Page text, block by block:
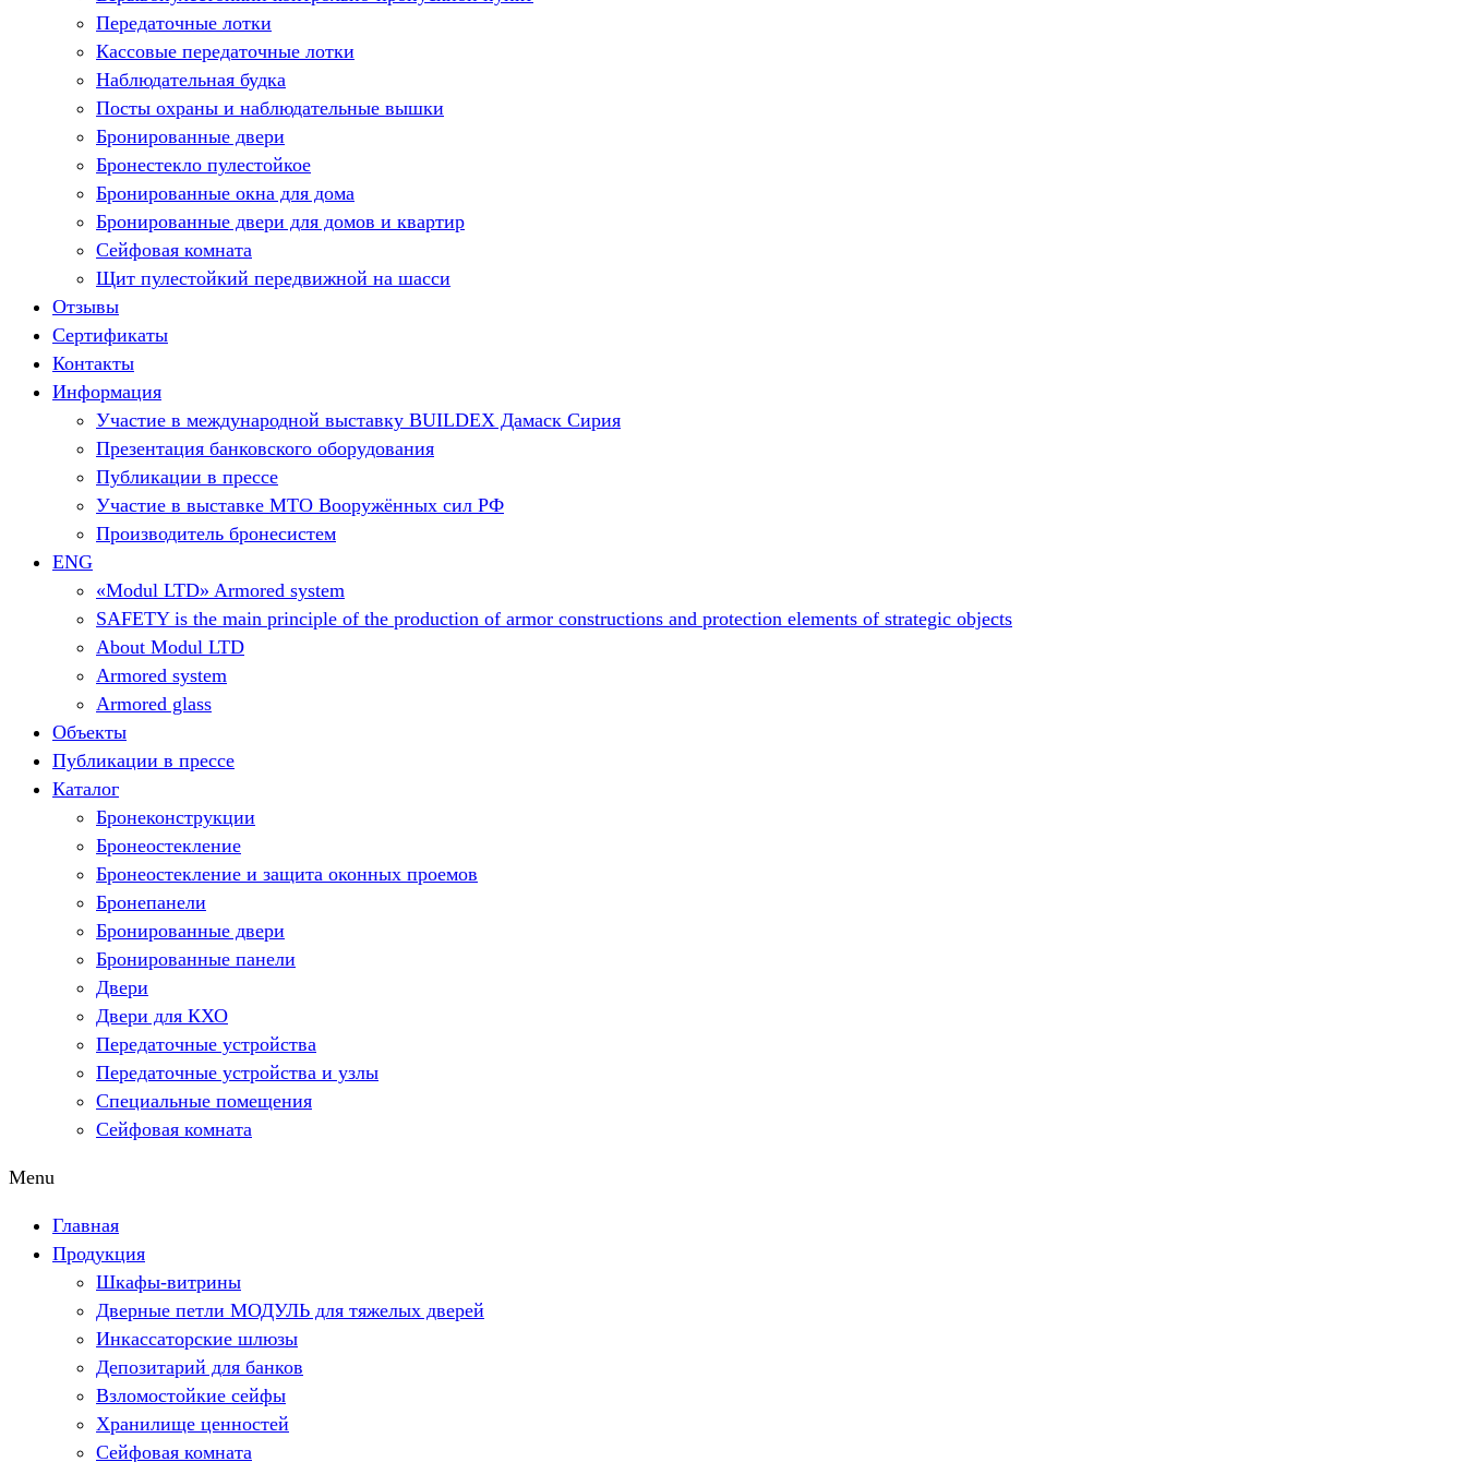
Передаточные лотки
Кассовые передаточные лотки
Наблюдательная будка
Посты охраны и наблюдательные вышки
Бронированные двери
Бронестекло пулестойкое
Бронированные окна для дома
Бронированные двери для домов и квартир
Сейфовая комната
Щит пулестойкий передвижной на шасси
Отзывы
Сертификаты
Контакты
Информация
Участие в международной выставку BUILDEX Дамаск Сирия
Презентация банковского оборудования
Публикации в прессе
Участие в выставке МТО Вооружённых сил РФ
Производитель бронесистем
ENG
«Modul LTD» Armored system
SAFETY is the main principle of the production of armor constructions and protection elements of strategic objects
About Modul LTD
Armored system
Armored glass
Объекты
Публикации в прессе
Каталог
Бронеконструкции
Бронеостекление
Бронеостекление и защита оконных проемов
Бронепанели
Бронированные двери
Бронированные панели
Двери
Двери для КХО
Передаточные устройства
Передаточные устройства и узлы
Специальные помещения
Сейфовая комната
Menu
Главная
Продукция
Шкафы-витрины
Дверные петли МОДУЛЬ для тяжелых дверей
Инкассаторские шлюзы
Депозитарий для банков
Взломостойкие сейфы
Хранилище ценностей
Сейфовая комната